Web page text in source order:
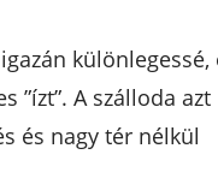
különlegessé,
”ízt”. A szálloda azt
és nagy tér nélkül